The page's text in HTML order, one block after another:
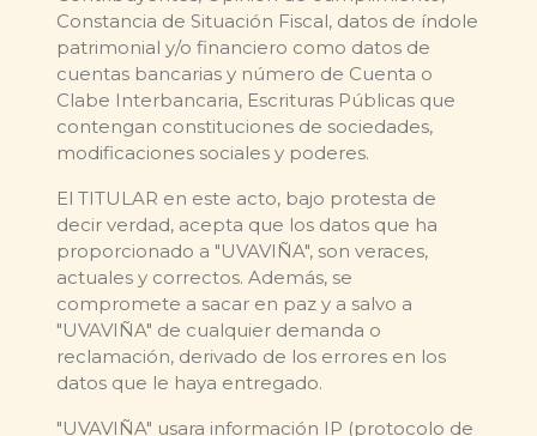
Constancia de Situación Fiscal, datos de índole
patrimonial y/o financiero como datos de
cuentas bancarias y número de Cuenta o
Clabe Interbancaria, Escrituras Públicas que
contengan constituciones de sociedades,
modificaciones sociales y poderes.
El TITULAR en este acto, bajo protesta de
decir verdad, acepta que los datos que ha
proporcionado a "UVAVIÑA", son veraces,
actuales y correctos. Además, se
compromete a sacar en paz y a salvo a
"UVAVIÑA" de cualquier demanda o
reclamación, derivado de los errores en los
datos que le haya entregado.
"UVAVIÑA" usara información IP (protocolo de